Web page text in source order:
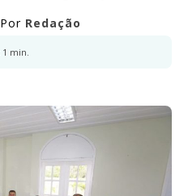
Por Redação
1 min.